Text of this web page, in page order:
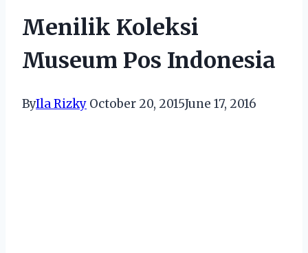
Menilik Koleksi
Museum Pos Indonesia
ByIla Rizky October 20, 2015June 17, 2016